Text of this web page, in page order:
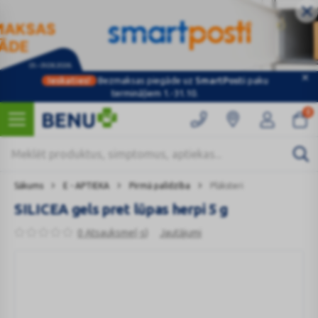
Ieskaties! Bezmaksas piegāde uz SmartPostipaku
termināļiem 1.-31.10.
0
Sākums E - APTIEKA Pirmā palīdzība Plāksteri
0 Atsauksme(-s) Jautājumi
SILICEA gels pret lūpas herpi 5 g